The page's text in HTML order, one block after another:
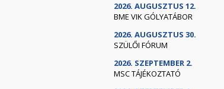
2026. AUGUSZTUS 12.
BME VIK GÓLYATÁBOR
2026. AUGUSZTUS 30.
SZÜLŐI FÓRUM
2026. SZEPTEMBER 2.
MSC TÁJÉKOZTATÓ